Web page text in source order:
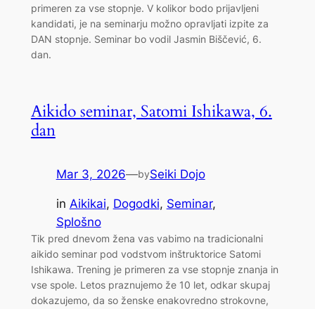
primeren za vse stopnje. V kolikor bodo prijavljeni
kandidati, je na seminarju možno opravljati izpite za
DAN stopnje. Seminar bo vodil Jasmin Biščević, 6.
dan.
Aikido seminar, Satomi Ishikawa, 6.
dan
Mar 3, 2026—bySeiki Dojo
in Aikikai, Dogodki, Seminar
Splošno
Tik pred dnevom žena vas vabimo na tradicionalni
aikido seminar pod vodstvom inštruktorice Satomi
Ishikawa. Trening je primeren za vse stopnje znanja in
vse spole. Letos praznujemo že 10 let, odkar skupaj
dokazujemo, da so ženske enakovredno strokovne,